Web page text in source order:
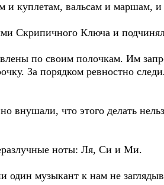
и куплетам, вальсам и маршам,
Скрипичного Ключа и
по своим полочкам. Им
За порядком ревностно
внушали, что этого делать
ноты: Ля, Си и Ми.
музыкант к нам не